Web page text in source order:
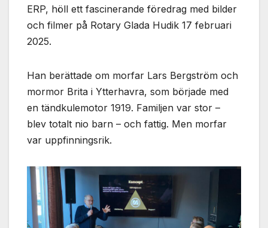
ERP, höll ett fascinerande föredrag med bilder
och filmer på Rotary Glada Hudik 17 februari
2025.
Han berättade om morfar Lars Bergström och
mormor Brita i Ytterhavra, som började med
en tändkulemotor 1919. Familjen var stor –
blev totalt nio barn – och fattig. Men morfar
var uppfinningsrik.